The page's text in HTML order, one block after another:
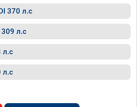
370 л.с
309 л.с
л.с
л.с